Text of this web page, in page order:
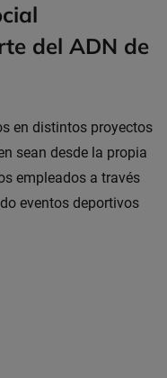
del ADN de
en distintos proyectos
sean desde la propia
empleados a través
eventos deportivos